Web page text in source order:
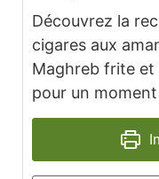
Découvrez la
cigares aux
Maghreb frite et
pour un